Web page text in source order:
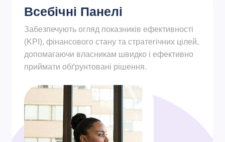
Всебічні Панелі
Забезпечують огляд показників ефективності
(KPI), фінансового стану та стратегічних цілей,
допомагаючи власникам швидко і ефективно
приймати обґрунтовані рішення.